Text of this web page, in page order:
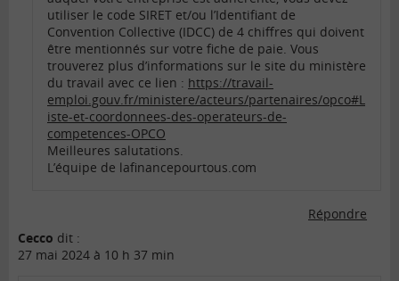
utiliser le code SIRET et/ou l’Identifiant de
Convention Collective (IDCC) de 4 chiffres qui doivent
être mentionnés sur votre fiche de paie. Vous
trouverez plus d’informations sur le site du ministère
du travail avec ce lien : https://travail-
emploi.gouv.fr/ministere/acteurs/partenaires/opco#L
iste-et-coordonnees-des-operateurs-de-
competences-OPCO
Meilleures salutations.
L’équipe de lafinancepourtous.com
Répondre
Cecco dit :
27 mai 2024 à 10 h 37 min